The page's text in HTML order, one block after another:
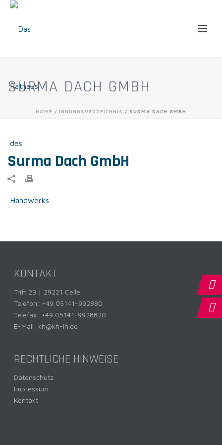
SURMA DACH GMBH
HOME / INNUNGSVERZEICHNIS / SURMA DACH GMBH
Surma Dach GmbH
KONTAKT
Trift 23 | 29221 Celle
Telefon: +49 05141-992880
Telefax: +49 05141-9928820
E-Mail: kh@kh-lh.de
RECHTLICHE HINWEISE
Datenschutz
Impressum
Kontakt